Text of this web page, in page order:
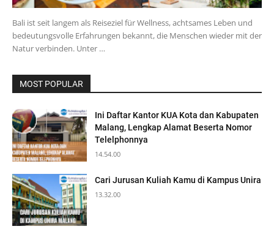
Bali ist seit langem als Reiseziel für Wellness, achtsames Leben und
bedeutungsvolle Erfahrungen bekannt, die Menschen wieder mit der
Natur verbinden. Unter …
MOST POPULAR
Ini Daftar Kantor KUA Kota dan Kabupaten
Malang, Lengkap Alamat Beserta Nomor
Telelphonnya
14.54.00
Cari Jurusan Kuliah Kamu di Kampus Unira
13.32.00